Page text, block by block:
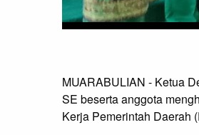
MUARABULIAN - Ketua
SE beserta anggota
Kerja Pemerintah Daerah